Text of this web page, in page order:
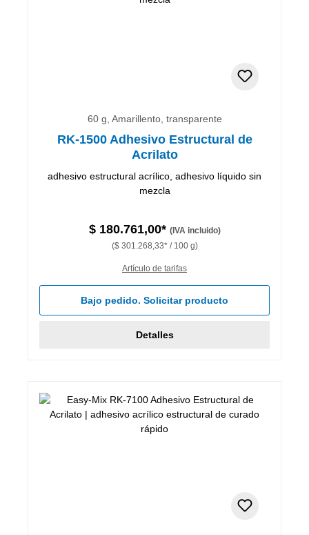
60 g, Amarillento, transparente
RK-1500 Adhesivo Estructural de
Acrilato
adhesivo estructural acrílico, adhesivo líquido sin
mezcla
$ 180.761,00* (IVA incluido)
($ 301.268,33* / 100 g)
Artículo de tarifas
Bajo pedido. Solicitar producto
Detalles